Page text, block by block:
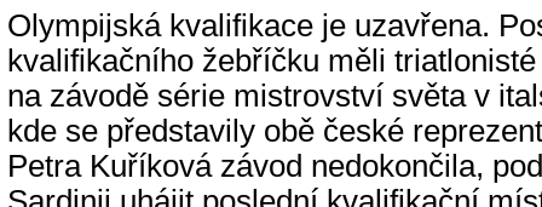
Olympijská kvalifikace je uzavřena.
kvalifikačního žebříčku měli
na závodě série mistrovství světa v
kde se představily obě české
Petra Kuříková závod nedokončila,